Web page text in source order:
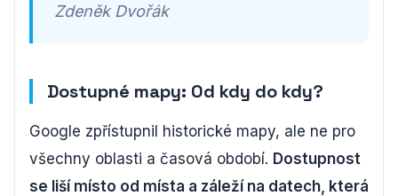
Zdeněk Dvořák
Dostupné mapy: Od kdy do kdy?
Google zpřístupnil historické mapy, ale ne pro
všechny oblasti a časová období. Dostupnost
se liší místo od místa a záleží na datech, která